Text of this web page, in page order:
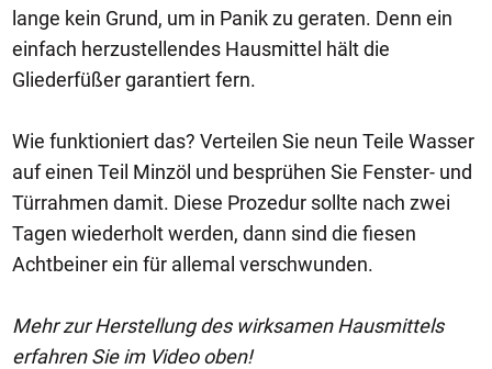
lange kein Grund, um in Panik zu geraten. Denn ein
einfach herzustellendes Hausmittel hält die
Gliederfüßer garantiert fern.
Wie funktioniert das? Verteilen Sie neun Teile Wasser
auf einen Teil Minzöl und besprühen Sie Fenster- und
Türrahmen damit. Diese Prozedur sollte nach zwei
Tagen wiederholt werden, dann sind die fiesen
Achtbeiner ein für allemal verschwunden.
Mehr zur Herstellung des wirksamen Hausmittels
erfahren Sie im Video oben!